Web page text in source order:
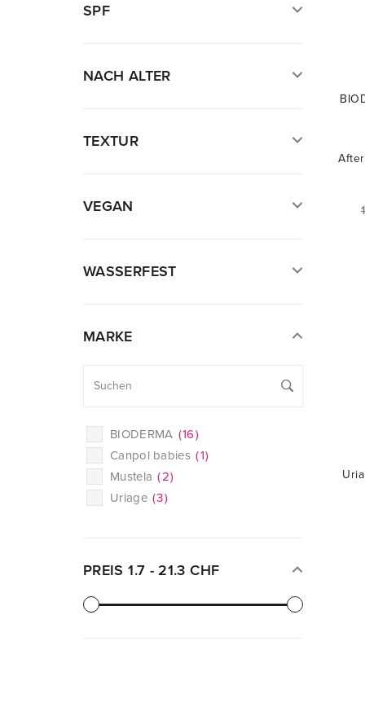
SPF
NACH ALTER
TEXTUR
VEGAN
WASSERFEST
MARKE
BIODERMA (16)
Canpol babies (1)
Mustela (2)
Uriage (3)
PREIS1.7 -21.3 CHF